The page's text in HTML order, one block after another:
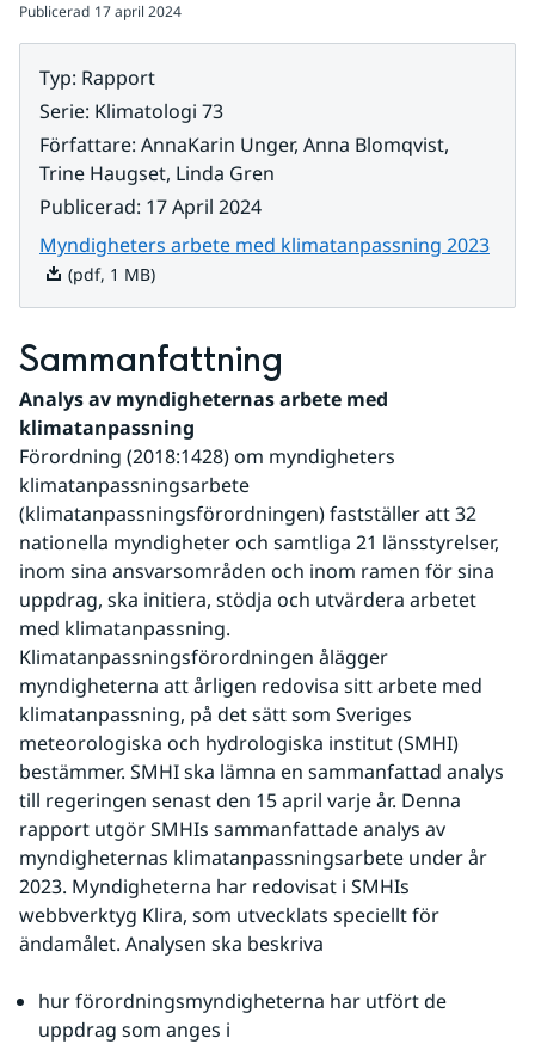
Publicerad 17 april 2024
Typ: Rapport
Serie: Klimatologi 73
Författare: AnnaKarin Unger, Anna Blomqvist,
Trine Haugset, Linda Gren
Publicerad: 17 April 2024
Myndigheters arbete med klimatanpassning 2023Pdf,
(pdf, 1 MB)
Sammanfattning
Analys av myndigheternas arbete med
klimatanpassning
Förordning (2018:1428) om myndigheters
klimatanpassningsarbete
(klimatanpassningsförordningen) fastställer att 32
nationella myndigheter och samtliga 21 länsstyrelser,
inom sina ansvarsområden och inom ramen för sina
uppdrag, ska initiera, stödja och utvärdera arbetet
med klimatanpassning.
Klimatanpassningsförordningen ålägger
myndigheterna att årligen redovisa sitt arbete med
klimatanpassning, på det sätt som Sveriges
meteorologiska och hydrologiska institut (SMHI)
bestämmer. SMHI ska lämna en sammanfattad analys
till regeringen senast den 15 april varje år. Denna
rapport utgör SMHIs sammanfattade analys av
myndigheternas klimatanpassningsarbete under år
2023. Myndigheterna har redovisat i SMHIs
webbverktyg Klira, som utvecklats speciellt för
ändamålet. Analysen ska beskriva
hur förordningsmyndigheterna har utfört de
uppdrag som anges i